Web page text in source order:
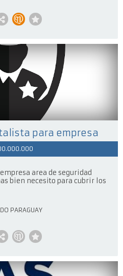
para empresa
area de seguridad
bien necesito para cubrir los
PARAGUAY